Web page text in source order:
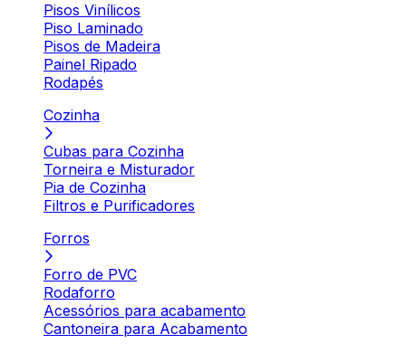
Pisos Vinílicos
Piso Laminado
Pisos de Madeira
Painel Ripado
Rodapés
Cozinha
Cubas para Cozinha
Torneira e Misturador
Pia de Cozinha
Filtros e Purificadores
Forros
Forro de PVC
Rodaforro
Acessórios para acabamento
Cantoneira para Acabamento